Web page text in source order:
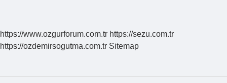
Kadar
Veriyor
https://www.ozgurforum.com.tr https://sezu.com.tr
https://ozdemirsogutma.com.tr Sitemap